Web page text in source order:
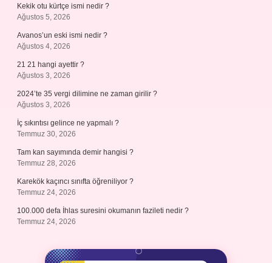
Kekik otu kürtçe ismi nedir ?
Ağustos 5, 2026
Avanos’un eski ismi nedir ?
Ağustos 4, 2026
21 21 hangi ayettir ?
Ağustos 3, 2026
2024’te 35 vergi dilimine ne zaman girilir ?
Ağustos 3, 2026
İç sıkıntısı gelince ne yapmalı ?
Temmuz 30, 2026
Tam kan sayımında demir hangisi ?
Temmuz 28, 2026
Karekök kaçıncı sınıfta öğreniliyor ?
Temmuz 24, 2026
100.000 defa İhlas suresini okumanın fazileti nedir ?
Temmuz 24, 2026